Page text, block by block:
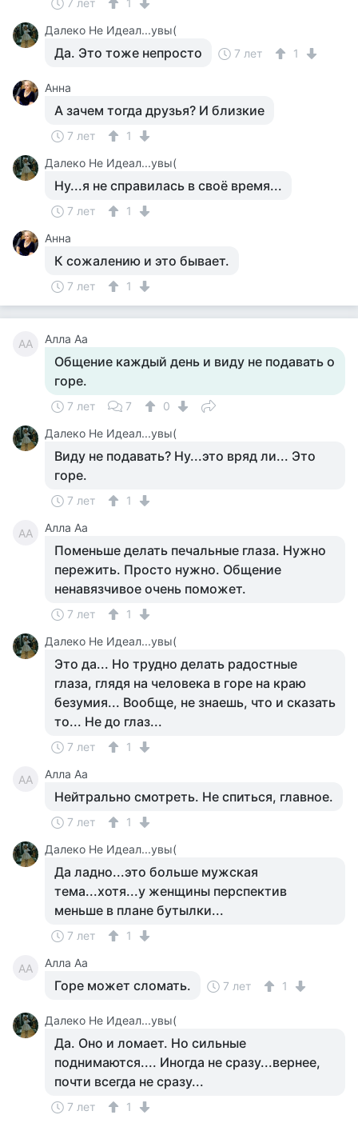
7 лет
1
Далеко Не Идеал...увы(
Да. Это тоже непросто 7 лет 1
Анна
А зачем тогда друзья? И близкие
7 лет
1
Далеко Не Идеал...увы(
Ну...я не справилась в своё время...
7 лет
1
Анна
К сожалению и это бывает.
7 лет 1
АА Алла Аа
Общение каждый день и виду не подавать о
горе.
7 лет 7
0
Далеко Не Идеал...увы(
Виду не подавать? Ну...это вряд ли... Это
горе.
7 лет 1
АА Алла Аа
Поменьше делать печальные глаза. Нужно
пережить. Просто нужно. Общение
ненавязчивое очень поможет.
7 лет
1
Далеко Не Идеал...увы(
Это да... Но трудно делать радостные
глаза, глядя на человека в горе на краю
безумия... Вообще, не знаешь, что и сказать
то... Не до глаз...
7 лет 1
АА Алла Аа
Нейтрально смотреть. Не спиться, главное.
7 лет
1
Далеко Не Идеал...увы(
Да ладно...это больше мужская
тема...хотя...у женщины перспектив
меньше в плане бутылки...
7 лет 1
АА Алла Аа
Горе может сломать. 7 лет 1
Далеко Не Идеал...увы(
Да. Оно и ломает. Но сильные
поднимаются.... Иногда не сразу...вернее,
почти всегда не сразу...
7 лет 1